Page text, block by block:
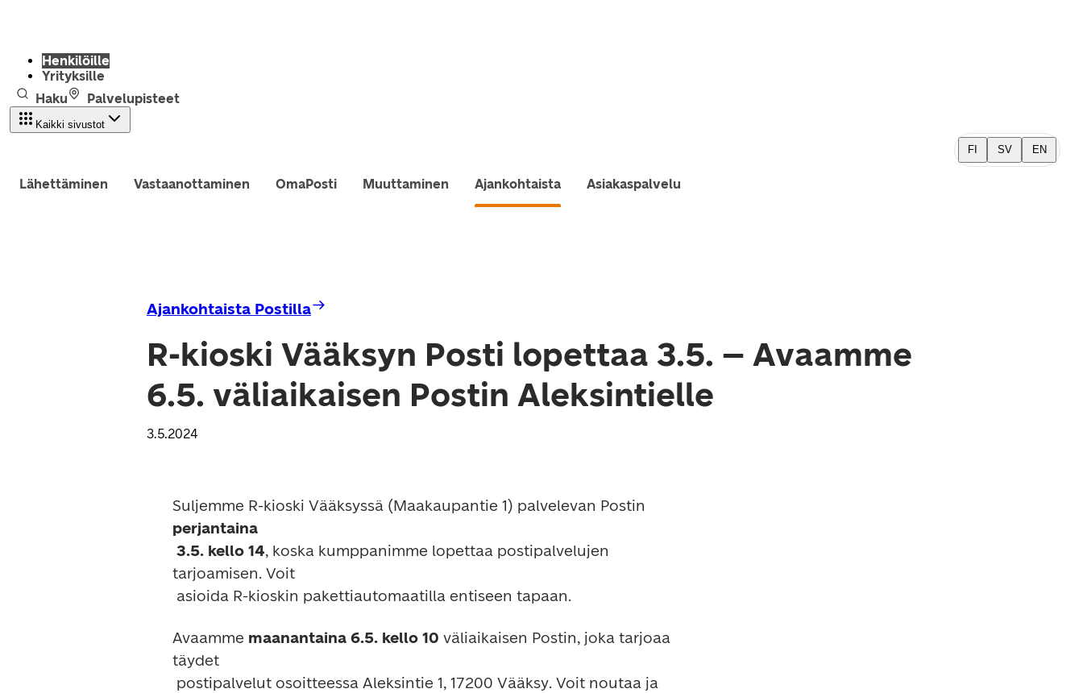
Henkilöille
Yrityksille
Haku
Palvelupisteet
Kaikki sivustot
FI SV EN
Lähettäminen Vastaanottaminen OmaPosti Muuttaminen Ajankohtaista Asiakaspalvelu
Ajankohtaista Postilla
R-kioski Vääksyn Posti lopettaa 3.5. – Avaamme
6.5. väliaikaisen Postin Aleksintielle
3.5.2024
perjantaina
3.5. kello 14, koska kumppanimme lopettaa postipalvelujen
tarjoamisen. Voit
Avaamme maanantaina 6.5. kello 10 väliaikaisen Postin, joka tarjoaa
täydet